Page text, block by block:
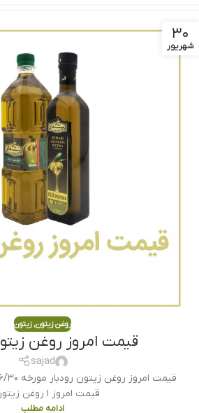
۳۰
شهریور
روغن زیتون,زیتون
قیمت امروز روغن
sajad
قیمت امروز ۱ روغن زیتون ...
ادامه مطلب